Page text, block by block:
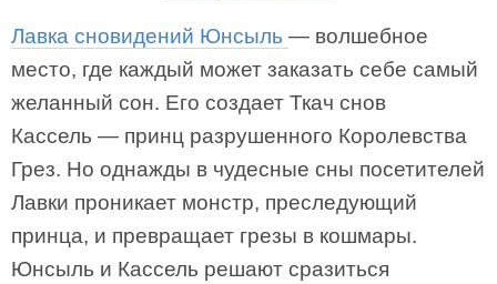
Лавка сновидений Юнсыль — волшебное
место, где каждый может заказать себе самый
желанный сон. Его создает Ткач снов
Кассель — принц разрушенного Королевства
Грез. Но однажды в чудесные сны посетителей
Лавки проникает монстр, преследующий
принца, и превращает грезы в кошмары.
Юнсыль и Кассель решают сразиться